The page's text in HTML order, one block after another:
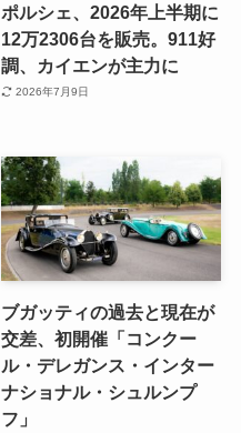
ポルシェ、2026年上半期に
12万2306台を販売。911好
調、カイエンが主力に
2026年7月9日
ブガッティの過去と現在が
交差、初開催「コンクー
ル・デレガンス・インター
ナショナル・シュルンプ
フ」